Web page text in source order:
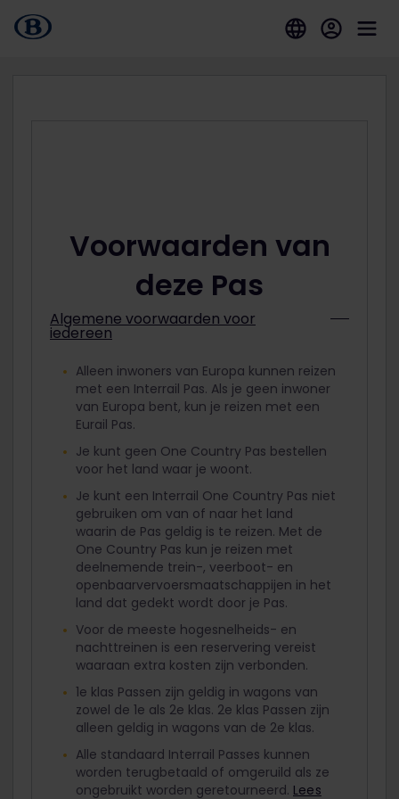
Voorwaarden van
deze Pas
Algemene voorwaarden voor
iedereen
Alleen inwoners van Europa kunnen reizen
met een Interrail Pas. Als je geen inwoner
van Europa bent, kun je reizen met een
Eurail Pas.
Je kunt geen One Country Pas bestellen
voor het land waar je woont.
Je kunt een Interrail One Country Pas niet
gebruiken om van of naar het land
waarin de Pas geldig is te reizen. Met de
One Country Pas kun je reizen met
deelnemende trein-, veerboot- en
openbaarvervoersmaatschappijen in het
land dat gedekt wordt door je Pas.
Voor de meeste hogesnelheids- en
nachttreinen is een reservering vereist
waaraan extra kosten zijn verbonden.
1e klas Passen zijn geldig in wagons van
zowel de 1e als 2e klas. 2e klas Passen zijn
alleen geldig in wagons van de 2e klas.
Alle standaard Interrail Passes kunnen
worden terugbetaald of omgeruild als ze
ongebruikt worden geretourneerd. Lees